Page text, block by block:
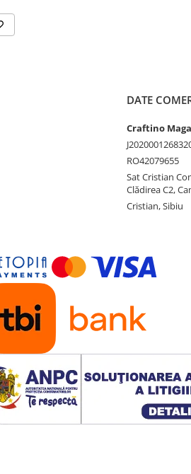
DATE
Craftino
RO42079655
Sat Cristian
Clădirea C2,
Cristian, Sibiu